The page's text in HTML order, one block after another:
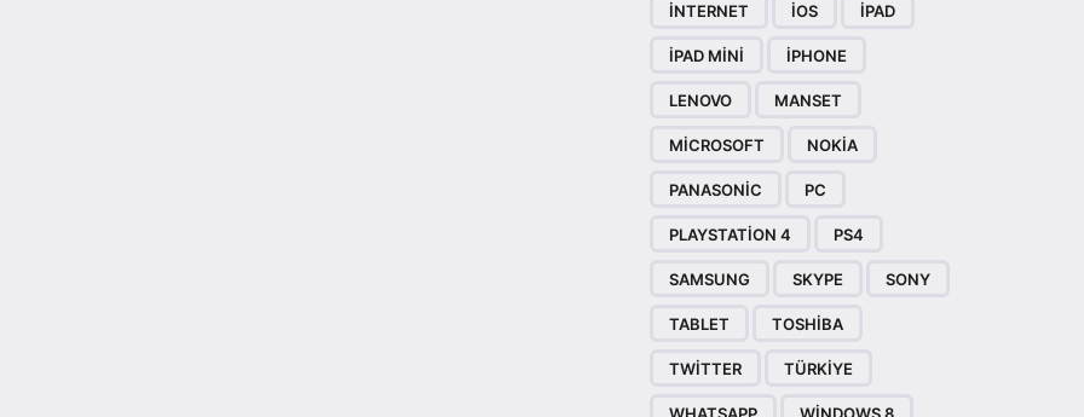
INTERNET IOS IPAD
IPAD MINI IPHONE
LENOVO MANSET
MICROSOFT NOKIA
PANASONIC PC
PLAYSTATION 4 PS4
SAMSUNG SKYPE SONY
TABLET TOSHIBA
TWITTER TÜRKIYE